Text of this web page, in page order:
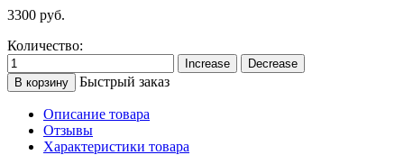
3300 руб.
Количество:
В корзину Быстрый заказ
Описание товара
Отзывы
Характеристики товара